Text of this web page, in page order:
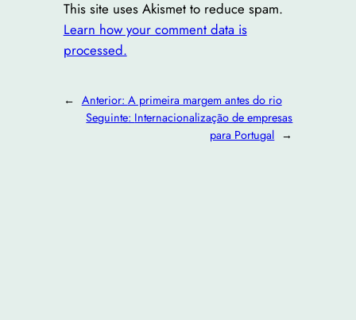
This site uses Akismet to reduce spam.
Learn how your comment data is
processed.
← Anterior: A primeira margem antes do rio
Seguinte: Internacionalização de empresas
para Portugal →